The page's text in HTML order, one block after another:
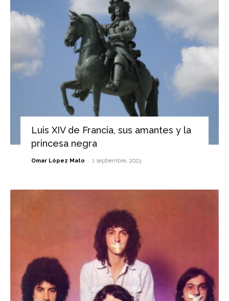
Luis XIV de Francia, sus amantes y la
princesa negra
Omar López Mato - 1 septiembre, 2023